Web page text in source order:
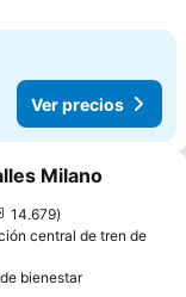
Ver precios
Milano
14.679
central de tren de
bienestarVer precios